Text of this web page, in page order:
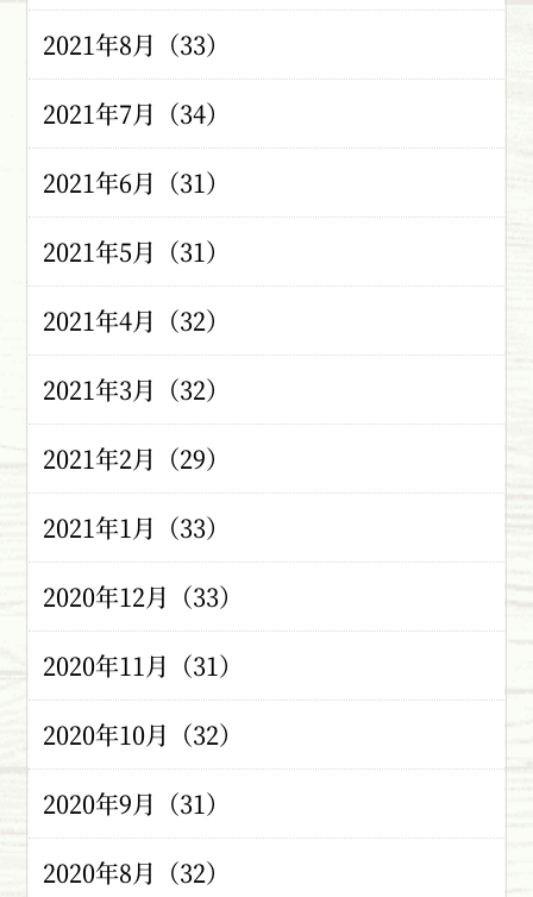
2021年8月（33）
2021年7月（34）
2021年6月（31）
2021年5月（31）
2021年4月（32）
2021年3月（32）
2021年2月（29）
2021年1月（33）
2020年12月（33）
2020年11月（31）
2020年10月（32）
2020年9月（31）
2020年8月（32）